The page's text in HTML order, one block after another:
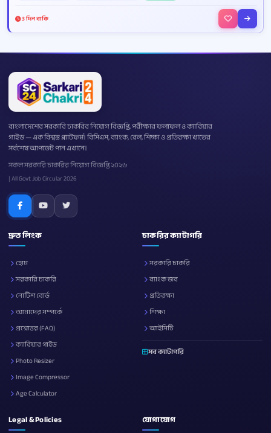
3 দিন বাকি
বাংলাদেশের সরকারি চাকরির নিয়োগ বিজ্ঞপ্তি, পরীক্ষার ফলাফল ও ক্যারিয়ার
গাইড — এক বিশ্বস্ত প্ল্যাটফর্ম। বিসিএস, ব্যাংক, রেল, শিক্ষা ও প্রতিরক্ষা খাতের
সর্বশেষ আপডেট পান এখানে।
সকল সরকারি চাকরির নিয়োগ বিজ্ঞপ্তি ২০২৬
| All Govt Job Circular 2026
দ্রুত লিংক
হোম
সরকারি চাকরি
নোটিশ বোর্ড
আমাদের সম্পর্কে
প্রশ্নোত্তর (FAQ)
ক্যারিয়ার গাইড
Photo Resizer
Image Compressor
Age Calculator
চাকরির ক্যাটাগরি
সরকারি চাকরি
ব্যাংক জব
প্রতিরক্ষা
শিক্ষা
আইসিটি
সব ক্যাটাগরি
Legal & Policies যোগাযোগ